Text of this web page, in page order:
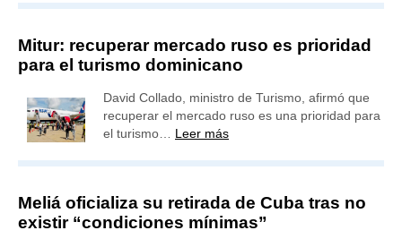
Mitur: recuperar mercado ruso es prioridad
para el turismo dominicano
David Collado, ministro de Turismo, afirmó que
recuperar el mercado ruso es una prioridad para
el turismo… Leer más
Meliá oficializa su retirada de Cuba tras no
existir “condiciones mínimas”